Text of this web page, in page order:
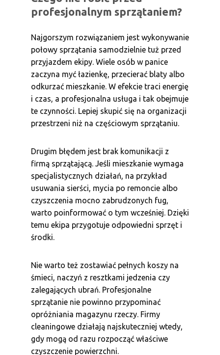
profesjonalnym sprzątaniem?
Najgorszym rozwiązaniem jest wykonywanie
połowy sprzątania samodzielnie tuż przed
przyjazdem ekipy. Wiele osób w panice
zaczyna myć łazienkę, przecierać blaty albo
odkurzać mieszkanie. W efekcie traci energię
i czas, a profesjonalna usługa i tak obejmuje
te czynności. Lepiej skupić się na organizacji
przestrzeni niż na częściowym sprzątaniu.
Drugim błędem jest brak komunikacji z
firmą sprzątającą. Jeśli mieszkanie wymaga
specjalistycznych działań, na przykład
usuwania sierści, mycia po remoncie albo
czyszczenia mocno zabrudzonych fug,
warto poinformować o tym wcześniej. Dzięki
temu ekipa przygotuje odpowiedni sprzęt i
środki.
Nie warto też zostawiać pełnych koszy na
śmieci, naczyń z resztkami jedzenia czy
zalegających ubrań. Profesjonalne
sprzątanie nie powinno przypominać
opróżniania magazynu rzeczy. Firmy
cleaningowe działają najskuteczniej wtedy,
gdy mogą od razu rozpocząć właściwe
czyszczenie powierzchni.